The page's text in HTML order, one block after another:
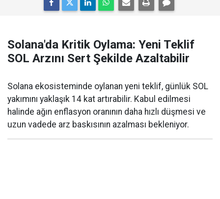
Solana'da Kritik Oylama: Yeni Teklif
SOL Arzını Sert Şekilde Azaltabilir
Solana ekosisteminde oylanan yeni teklif, günlük SOL
yakımını yaklaşık 14 kat artırabilir. Kabul edilmesi
halinde ağın enflasyon oranının daha hızlı düşmesi ve
uzun vadede arz baskısının azalması bekleniyor.